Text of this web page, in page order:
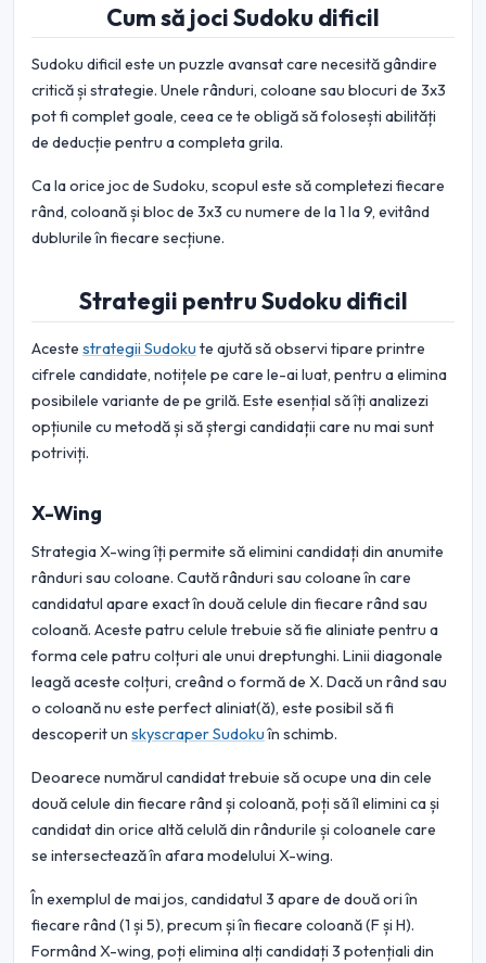
Cum să joci Sudoku dificil
Sudoku dificil este un puzzle avansat care necesită gândire
critică și strategie. Unele rânduri, coloane sau blocuri de 3x3
pot fi complet goale, ceea ce te obligă să folosești abilități
de deducție pentru a completa grila.
Ca la orice joc de Sudoku, scopul este să completezi fiecare
rând, coloană și bloc de 3x3 cu numere de la 1 la 9, evitând
dublurile în fiecare secțiune.
Strategii pentru Sudoku dificil
Aceste strategii Sudoku te ajută să observi tipare printre
cifrele candidate, notițele pe care le-ai luat, pentru a elimina
posibilele variante de pe grilă. Este esențial să îți analizezi
opțiunile cu metodă și să ștergi candidații care nu mai sunt
potriviți.
X-Wing
Strategia X-wing îți permite să elimini candidați din anumite
rânduri sau coloane. Caută rânduri sau coloane în care
candidatul apare exact în două celule din fiecare rând sau
coloană. Aceste patru celule trebuie să fie aliniate pentru a
forma cele patru colțuri ale unui dreptunghi. Linii diagonale
leagă aceste colțuri, creând o formă de X. Dacă un rând sau
o coloană nu este perfect aliniat(ă), este posibil să fi
descoperit un skyscraper Sudokuîn schimb.
Deoarece numărul candidat trebuie să ocupe una din cele
două celule din fiecare rând și coloană, poți să îl elimini ca și
candidat din orice altă celulă din rândurile și coloanele care
se intersectează în afara modelului X-wing.
În exemplul de mai jos, candidatul 3 apare de două ori în
fiecare rând (1 și 5), precum și în fiecare coloană (F și H).
Formând X-wing, poți elimina alți candidați 3 potențiali din